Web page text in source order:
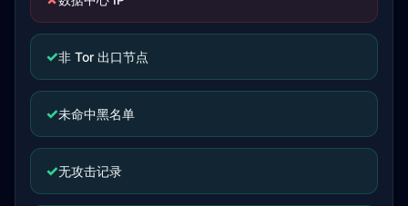
✓非 Tor 出口节点
✓未命中黑名单
✓无攻击记录